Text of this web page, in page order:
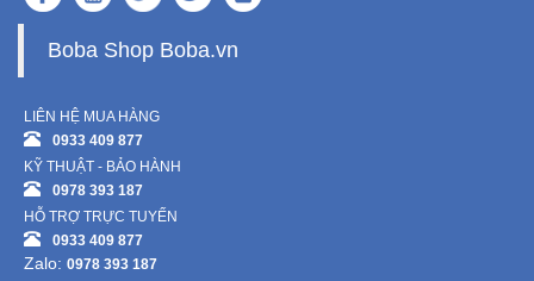
Boba Shop Boba.vn
LIÊN HỆ MUA HÀNG
0933 409 877
KỸ THUẬT - BẢO HÀNH
0978 393 187
HỖ TRỢ TRỰC TUYẾN
0933 409 877
Zalo: 0978 393 187